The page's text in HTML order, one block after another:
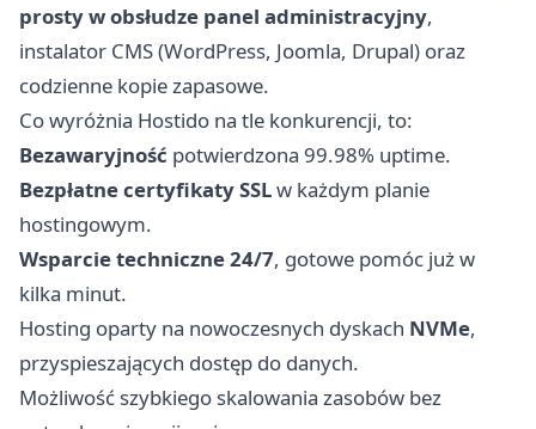
prosty w obsłudze panel administracyjny,
instalator CMS (WordPress, Joomla, Drupal) oraz
codzienne kopie zapasowe.
Co wyróżnia Hostido na tle konkurencji, to:
Bezawaryjność potwierdzona 99.98% uptime.
Bezpłatne certyfikaty SSLw każdym planie
hostingowym.
Wsparcie techniczne 24/7, gotowe pomóc już w
kilka minut.
Hosting oparty na nowoczesnych dyskach NVMe,
przyspieszających dostęp do danych.
Możliwość szybkiego skalowania zasobów bez